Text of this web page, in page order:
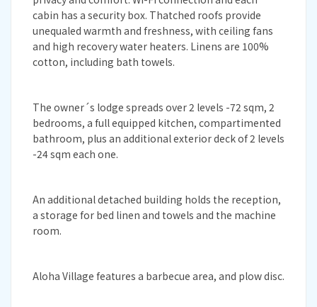
cabin has a security box. Thatched roofs provide
unequaled warmth and freshness, with ceiling fans
and high recovery water heaters. Linens are 100%
cotton, including bath towels.
The owner´s lodge spreads over 2 levels -72 sqm, 2
bedrooms, a full equipped kitchen, compartimented
bathroom, plus an additional exterior deck of 2 levels
-24 sqm each one.
An additional detached building holds the reception,
a storage for bed linen and towels and the machine
room.
Aloha Village features a barbecue area, and plow disc.